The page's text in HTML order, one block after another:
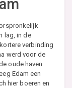
lag, in de
verbinding
werd voor de
oude haven
Edam een
hier boeren en